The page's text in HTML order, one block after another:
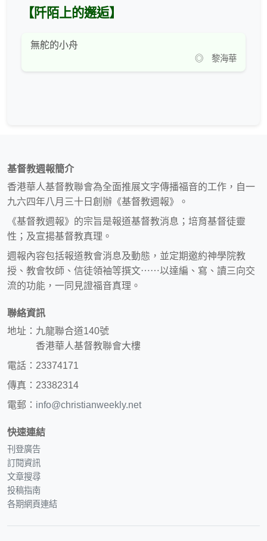
【阡陌上的邂逅】
無舵的小舟
◎ 黎海華
基督教週報簡介
香港華人基督教聯會為全面推展文字傳播福音的工作，自一
九六四年八月三十日創辦《基督教週報》。
《基督教週報》的宗旨是報道基督教消息；培育基督徒靈
性；及宣揚基督教真理。
週報內容包括報道教會消息及動態，並定期邀約神學院教
授、教會牧師、信徒領袖等撰文⋯⋯以達編、寫、讀三向交
流的功能，一同見證福音真理。
聯絡資訊
地址：九龍聯合道140號
香港華人基督教聯會大樓
電話：23374171
傳真：23382314
電郵： info@christianweekly.net
快速連結
刊登廣告
訂閱資訊
文章搜尋
投稿指南
各期網頁連結